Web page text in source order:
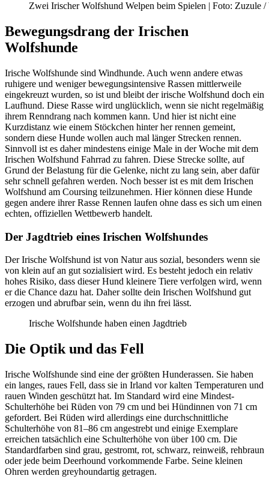
Zwei Irischer Wolfshund Welpen beim Spielen | Foto: Zuzule /
Bewegungsdrang der Irischen
Wolfshunde
Irische Wolfshunde sind Windhunde. Auch wenn andere etwas
ruhigere und weniger bewegungsintensive Rassen mittlerweile
eingekreuzt wurden, so ist und bleibt der irische Wolfshund doch ein
Laufhund. Diese Rasse wird unglücklich, wenn sie nicht regelmäßig
ihrem Renndrang nach kommen kann. Und hier ist nicht eine
Kurzdistanz wie einem Stöckchen hinter her rennen gemeint,
sondern diese Hunde wollen auch mal länger Strecken rennen.
Sinnvoll ist es daher mindestens einige Male in der Woche mit dem
Irischen Wolfshund Fahrrad zu fahren. Diese Strecke sollte, auf
Grund der Belastung für die Gelenke, nicht zu lang sein, aber dafür
sehr schnell gefahren werden. Noch besser ist es mit dem Irischen
Wolfshund am Coursing teilzunehmen. Hier können diese Hunde
gegen andere ihrer Rasse Rennen laufen ohne dass es sich um einen
echten, offiziellen Wettbewerb handelt.
Der Jagdtrieb eines Irischen Wolfshundes
Der Irische Wolfshund ist von Natur aus sozial, besonders wenn sie
von klein auf an gut sozialisiert wird. Es besteht jedoch ein relativ
hohes Risiko, dass dieser Hund kleinere Tiere verfolgen wird, wenn
er die Chance dazu hat. Daher sollte dein Irischen Wolfshund gut
erzogen und abrufbar sein, wenn du ihn frei lässt.
Irische Wolfshunde haben einen Jagdtrieb
Die Optik und das Fell
Irische Wolfshunde sind eine der größten Hunderassen. Sie haben
ein langes, raues Fell, dass sie in Irland vor kalten Temperaturen und
rauen Winden geschützt hat. Im Standard wird eine Mindest-
Schulterhöhe bei Rüden von 79 cm und bei Hündinnen von 71 cm
gefordert. Bei Rüden wird allerdings eine durchschnittliche
Schulterhöhe von 81–86 cm angestrebt und einige Exemplare
erreichen tatsächlich eine Schulterhöhe von über 100 cm. Die
Standardfarben sind grau, gestromt, rot, schwarz, reinweiß, rehbraun
oder jede beim Deerhound vorkommende Farbe. Seine kleinen
Ohren werden greyhoundartig getragen.